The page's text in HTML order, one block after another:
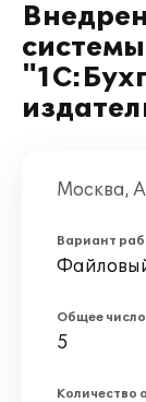
Москва,
Вариант
Общее
5
Количество